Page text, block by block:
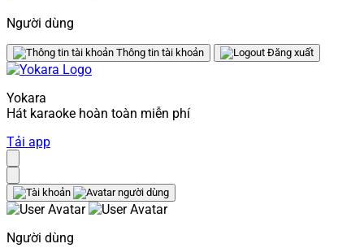
Người dùng
Thông tin tài khoản Đăng xuất
Yokara
Hát karaoke hoàn toàn miễn phí
Tải app
Người dùng